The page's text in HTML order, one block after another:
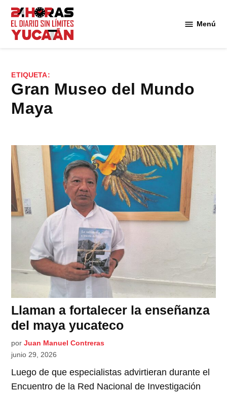
Saltar
contenido
Menú
ETIQUETA:
Gran Museo del Mundo
Maya
Llaman a fortalecer la enseñanza
del maya yucateco
por Juan Manuel Contreras
junio 29, 2026
Luego de que especialistas advirtieran durante el
Encuentro de la Red Nacional de Investigación